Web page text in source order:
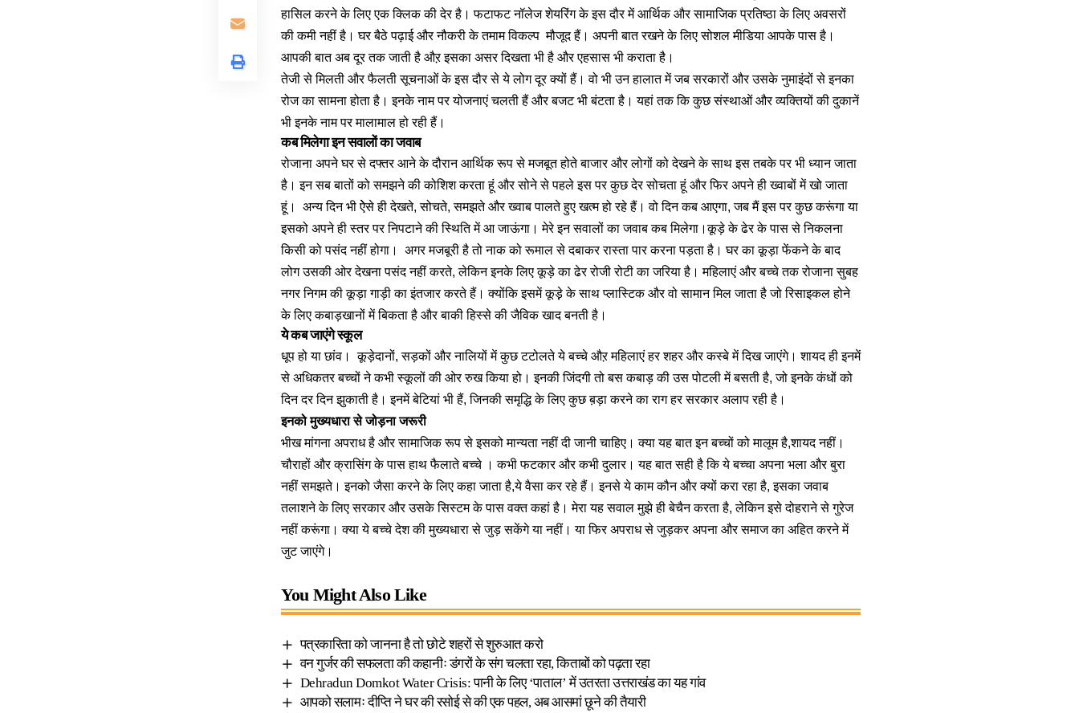
हासिल करने के लिए एक क्लिक की देर है। फटाफट नॉलेज शेयरिंग के इस दौर में आर्थिक और सामाजिक प्रतिष्ठा के लिए अवसरों
की कमी नहीं है। घर बैठे पढ़ाई और नौकरी के तमाम विकल्प मौजूद हैं। अपनी बात रखने के लिए सोशल मीडिया आपके पास है।
आपकी बात अब दूर तक जाती है औऱ इसका असर दिखता भी है और एहसास भी कराता है।
तेजी से मिलती और फैलती सूचनाओं के इस दौर से ये लोग दूर क्यों हैं। वो भी उन हालात में जब सरकारों और उसके नुमाइंदों से इनका
रोज का सामना होता है। इनके नाम पर योजनाएं चलती हैं और बजट भी बंटता है। यहां तक कि कुछ संस्थाओं और व्यक्तियों की दुकानें
भी इनके नाम पर मालामाल हो रही हैं।
कब मिलेगा इन सवालों का जवाब
रोजाना अपने घर से दफ्तर आने के दौरान आर्थिक रूप से मजबूत होते बाजार और लोगों को देखने के साथ इस तबके पर भी ध्यान जाता
है। इन सब बातों को समझने की कोशिश करता हूं और सोने से पहले इस पर कुछ देर सोचता हूं और फिर अपने ही ख्वाबों में खो जाता
हूं। अन्य दिन भी ऐेसे ही देखते, सोचते, समझते और ख्वाब पालते हुए खत्म हो रहे हैं। वो दिन कब आएगा, जब मैं इस पर कुछ करूंगा या
इसको अपने ही स्तर पर निपटाने की स्थिति में आ जाऊंगा। मेरे इन सवालों का जवाब कब मिलेगा।कूड़े के ढेर के पास से निकलना
किसी को पसंद नहीं होगा। अगर मजबूरी है तो नाक को रूमाल से दबाकर रास्ता पार करना पड़ता है। घर का कूड़ा फेंकने के बाद
लोग उसकी ओर देखना पसंद नहीं करते, लेकिन इनके लिए कूड़े का ढेर रोजी रोटी का जरिया है। महिलाएं और बच्चे तक रोजाना सुबह
नगर निगम की कूड़ा गाड़ी का इंतजार करते हैं। क्योंकि इसमें कूड़़े के साथ प्लास्टिक और वो सामान मिल जाता है जो रिसाइकल होने
के लिए कबाड़खानों में बिकता है और बाकी हिस्से की जैविक खाद बनती है।
ये कब जाएंगे स्कूल
धूप हो या छांव। कूड़ेदानों, सड़कों और नालियों में कुछ टटोलते ये बच्चे औऱ महिलाएं हर शहर और कस्बे में दिख जाएंगे। शायद ही इनमें
से अधिकतर बच्चों ने कभी स्कूलों की ओर रुख किया हो। इनकी जिंदगी तो बस कबाड़ की उस पोटली में बसती है, जो इनके कंधों को
दिन दर दिन झुकाती है। इनमें बेटियां भी हैं, जिनकी समृद्धि के लिए कुछ ब़ड़ा करने का राग हर सरकार अलाप रही है।
इनको मुख्यधारा से जोड़ना जरूरी
भीख मांगना अपराध है और सामाजिक रूप से इसको मान्यता नहीं दी जानी चाहिए। क्या यह बात इन बच्चों को मालूम है,शायद नहीं।
चौराहों और क्रासिंग के पास हाथ फैलाते बच्चे । कभी फटकार और कभी दुलार। यह बात सही है कि ये बच्चा अपना भला और बुरा
नहीं समझते। इनको जैसा करने के लिए कहा जाता है,ये वैसा कर रहे हैं। इनसे ये काम कौन और क्यों करा रहा है, इसका जवाब
तलाशने के लिए सरकार और उसके सिस्टम के पास वक्त कहां है। मेरा यह सवाल मुझे ही बेचैन करता है, लेकिन इसे दोहराने से गुरेज
नहीं करूंगा। क्या ये बच्चे देश की मुख्यधारा से जुड़ सकेंगे या नहीं। या फिर अपराध से जुड़कर अपना और समाज का अहित करने में
जुट जाएंगे।
You Might Also Like
पत्रकारिता को जानना है तो छोटे शहरों से शुरुआत करो
वन गुर्जर की सफलता की कहानीः डंगरों के संग चलता रहा, किताबों को पढ़ता रहा
Dehradun Domkot Water Crisis: पानी के लिए ‘पाताल’ में उतरता उत्तराखंड का यह गांव
आपको सलामः दीप्ति ने घर की रसोई से की एक पहल, अब आसमां छूने की तैयारी